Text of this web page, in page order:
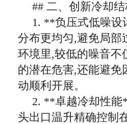
## 二、创新冷却
1. **负压式低噪设
分布更均匀,避免局部
环境里,较低的噪音不
的潜在危害,还能避免
动顺利开展。
2. **卓越冷却性能
头出口温升精确控制